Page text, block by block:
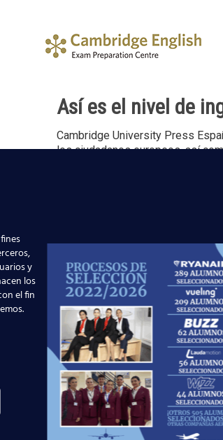
Así es el nivel de
Cambridge University Press
los ciudadanos europeos, así
¿Cuál es el título
empresas?
Para la mayoría de las ofertas
inglés con un título oficial.
y
los
el fin